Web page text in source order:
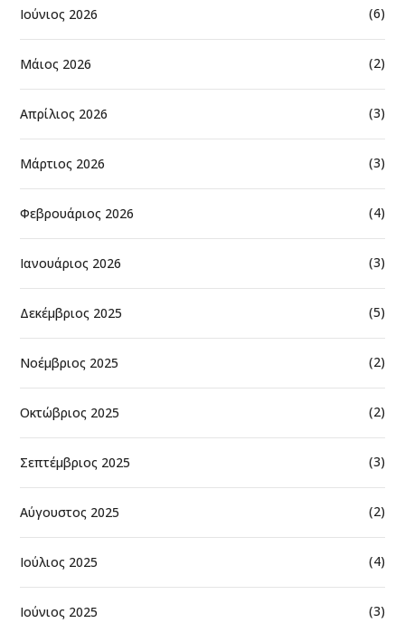
Ιούνιος 2026 (6)
Μάιος 2026 (2)
Απρίλιος 2026 (3)
Μάρτιος 2026 (3)
Φεβρουάριος 2026 (4)
Ιανουάριος 2026 (3)
Δεκέμβριος 2025 (5)
Νοέμβριος 2025 (2)
Οκτώβριος 2025 (2)
Σεπτέμβριος 2025 (3)
Αύγουστος 2025 (2)
Ιούλιος 2025 (4)
Ιούνιος 2025 (3)